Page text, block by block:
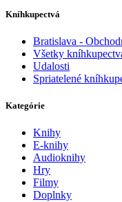
Kníhkupectvá
Bratislava -
Všetky
Udalosti
Spriatelené
Kategórie
Knihy
E-knihy
Audioknihy
Hry
Filmy
Doplnky